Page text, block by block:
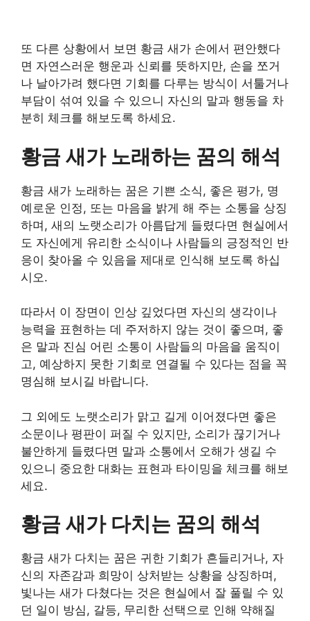
또 다른 상황에서 보면 황금 새가 손에서 편안했다
면 자연스러운 행운과 신뢰를 뜻하지만, 손을 쪼거
나 날아가려 했다면 기회를 다루는 방식이 서툴거나
부담이 섞여 있을 수 있으니 자신의 말과 행동을 차
분히 체크를 해보도록 하세요.
황금 새가 노래하는 꿈의 해석
황금 새가 노래하는 꿈은 기쁜 소식, 좋은 평가, 명
예로운 인정, 또는 마음을 밝게 해 주는 소통을 상징
하며, 새의 노랫소리가 아름답게 들렸다면 현실에서
도 자신에게 유리한 소식이나 사람들의 긍정적인 반
응이 찾아올 수 있음을 제대로 인식해 보도록 하십
시오.
따라서 이 장면이 인상 깊었다면 자신의 생각이나
능력을 표현하는 데 주저하지 않는 것이 좋으며, 좋
은 말과 진심 어린 소통이 사람들의 마음을 움직이
고, 예상하지 못한 기회로 연결될 수 있다는 점을 꼭
명심해 보시길 바랍니다.
그 외에도 노랫소리가 맑고 길게 이어졌다면 좋은
소문이나 평판이 퍼질 수 있지만, 소리가 끊기거나
불안하게 들렸다면 말과 소통에서 오해가 생길 수
있으니 중요한 대화는 표현과 타이밍을 체크를 해보
세요.
황금 새가 다치는 꿈의 해석
황금 새가 다치는 꿈은 귀한 기회가 흔들리거나, 자
신의 자존감과 희망이 상처받는 상황을 상징하며,
빛나는 새가 다쳤다는 것은 현실에서 잘 풀릴 수 있
던 일이 방심, 갈등, 무리한 선택으로 인해 약해질